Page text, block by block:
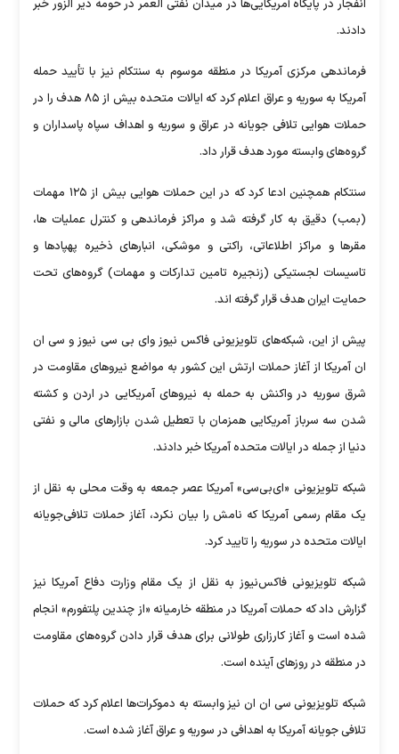
انفجار در پایگاه آمریکایی‌ها در میدان نفتی العمر در حومه دیر الزور خبر
دادند.
فرماندهی مرکزی آمریکا در منطقه موسوم به سنتکام نیز با تأیید حمله
آمریکا به سوریه و عراق اعلام کرد که ایالات متحده بیش از ۸۵ هدف را در
حملات هوایی تلافی جویانه در عراق و سوریه و اهداف سپاه پاسداران و
گروه‌های وابسته مورد هدف قرار داد.
سنتکام همچنین ادعا کرد که در این حملات هوایی بیش از ۱۲۵ مهمات
(بمب) دقیق به کار گرفته شد و مراکز فرماندهی و کنترل عملیات ها،
مقر‌ها و مراکز اطلاعاتی، راکتی و موشکی، انبار‌های ذخیره پهپاد‌ها و
تاسیسات لجستیکی (زنجیره تامین تدارکات و مهمات) گروه‌های تحت
حمایت ایران هدف قرار گرفته اند.
پیش از این، شبکه‌های تلویزیونی فاکس نیوز و‌ای بی سی نیوز و سی ان
ان آمریکا از آغاز حملات ارتش این کشور به مواضع نیرو‌های مقاومت در
شرق سوریه در واکنش به حمله به نیرو‌های آمریکایی در اردن و کشته
شدن سه سرباز آمریکایی همزمان با تعطیل شدن بازار‌های مالی و نفتی
دنیا از جمله در ایالات متحده آمریکا خبر دادند.
شبکه تلویزیونی «ای‌بی‌سی» آمریکا عصر جمعه به وقت محلی به نقل از
یک مقام رسمی آمریکا که نامش را بیان نکرد، آغاز حملات تلافی‌جویانه
ایالات متحده در سوریه را تایید کرد.
شبکه تلویزیونی فاکس‌نیوز به نقل از یک مقام وزارت دفاع آمریکا نیز
گزارش داد که حملات آمریکا در منطقه خارمیانه «از چندین پلتفورم» انجام
شده است و آغاز کارزاری طولانی برای هدف قرار دادن گروه‌های مقاومت
در منطقه در روز‌های آینده است.
شبکه تلویزیونی سی ان ان نیز وابسته به دموکرات‌ها اعلام کرد که حملات
تلافی جویانه آمریکا به اهدافی در سوریه و عراق آغاز شده است.